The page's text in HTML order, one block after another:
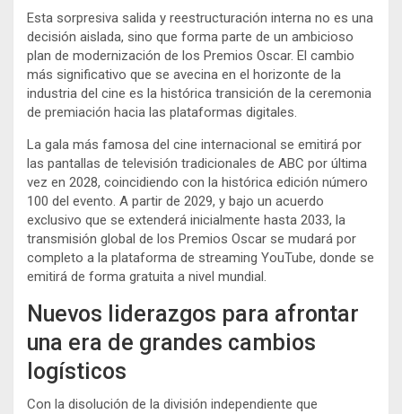
Esta sorpresiva salida y reestructuración interna no es una
decisión aislada, sino que forma parte de un ambicioso
plan de modernización de los Premios Oscar. El cambio
más significativo que se avecina en el horizonte de la
industria del cine es la histórica transición de la ceremonia
de premiación hacia las plataformas digitales.
La gala más famosa del cine internacional se emitirá por
las pantallas de televisión tradicionales de ABC por última
vez en 2028, coincidiendo con la histórica edición número
100 del evento. A partir de 2029, y bajo un acuerdo
exclusivo que se extenderá inicialmente hasta 2033, la
transmisión global de los Premios Oscar se mudará por
completo a la plataforma de streaming YouTube, donde se
emitirá de forma gratuita a nivel mundial.
Nuevos liderazgos para afrontar
una era de grandes cambios
logísticos
Con la disolución de la división independiente que